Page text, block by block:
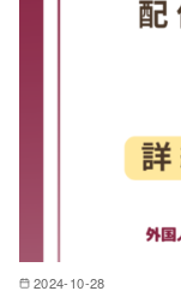
2024-10-28